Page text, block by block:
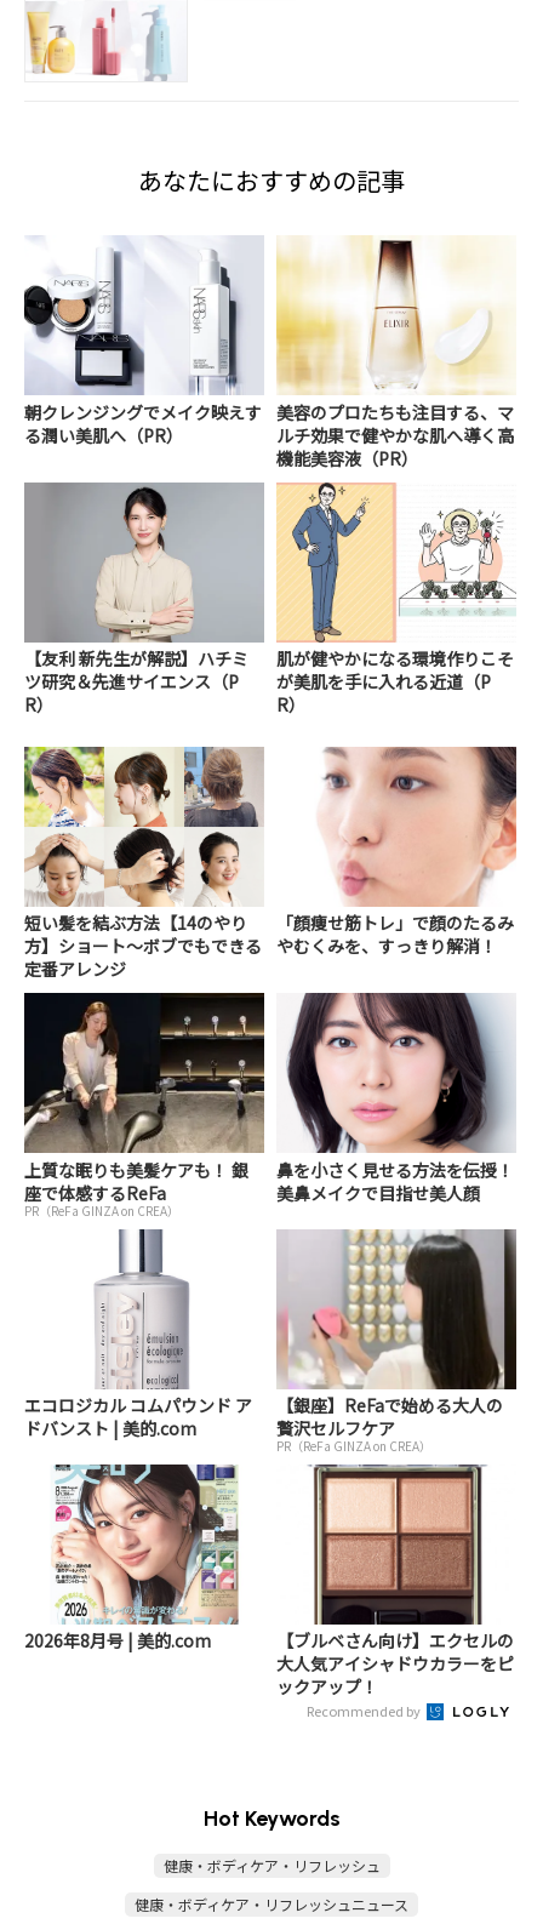
あなたにおすすめの記事
朝クレンジングでメイク映えす
る潤い美肌へ（PR）
美容のプロたちも注目する、マ
ルチ効果で健やかな肌へ導く高
機能美容液（PR）
【友利 新先生が解説】ハチミ
ツ研究＆先進サイエンス（P
R）
肌が健やかになる環境作りこそ
が美肌を手に入れる近道（P
R）
短い髪を結ぶ方法【14のやり
方】ショート～ボブでもできる
定番アレンジ
「顔痩せ筋トレ」で顔のたるみ
やむくみを、すっきり解消！
上質な眠りも美髪ケアも！ 銀
座で体感するReFa
PR（ReFa GINZA on CREA）
鼻を小さく見せる方法を伝授！
美鼻メイクで目指せ美人顔
エコロジカル コムパウンド ア
ドバンスト | 美的.com
【銀座】ReFaで始める大人の
贅沢セルフケア
PR（ReFa GINZA on CREA）
2026年8月号 | 美的.com
【ブルベさん向け】エクセルの
大人気アイシャドウカラーをピ
ックアップ！
Recommended by
Hot Keywords
健康・ボディケア・リフレッシュ
健康・ボディケア・リフレッシュニュース